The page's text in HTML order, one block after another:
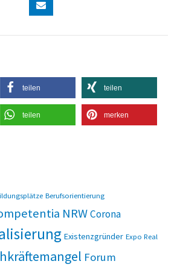
teilen teilen
teilen merken
Berufsorientierung
NRWCorona
Existenzgründer Expo Real
Forum